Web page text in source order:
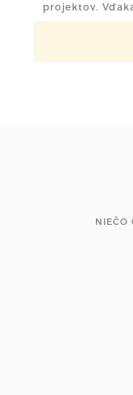
projektov.
NIEČO